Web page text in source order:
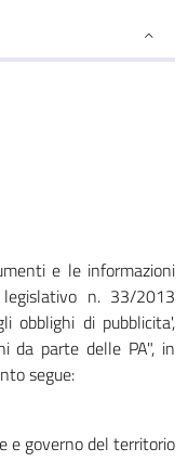
e le informazioni
n. 33/2013
obblighi di pubblicita',
da parte delle PA", in
segue:
e governo del territorio